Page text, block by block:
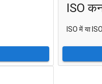
ISO
ISO में या